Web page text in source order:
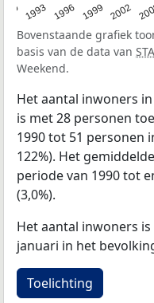
1993 1996 1999 2002
Bovenstaande grafiek
basis van de data van
Weekend.
Het aantal inwoners
is met 28 personen
1990 tot 51 personen
122%). Het
periode van 1990 tot
(3,0%).
Het aantal inwoners
januari in het
Toelichting